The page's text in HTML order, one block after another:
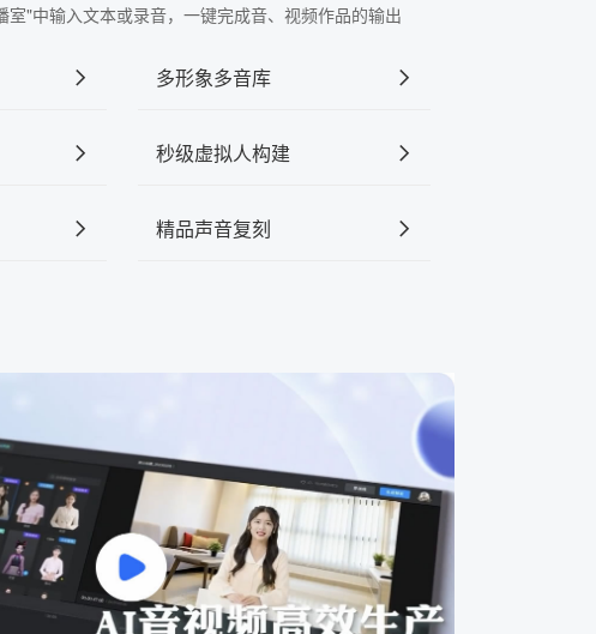
室"中输入文本或录音，一键完成音、视频作品的输出
多形象多音库
秒级虚拟人构建
精品声音复刻